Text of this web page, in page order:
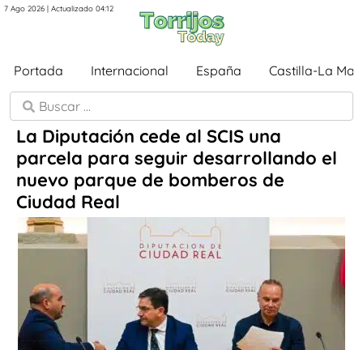
7 Ago 2026 | Actualizado 04:12
Portada Internacional España Castilla-La
La Diputación cede al SCIS una
parcela para seguir desarrollando el
nuevo parque de bomberos de
Ciudad Real